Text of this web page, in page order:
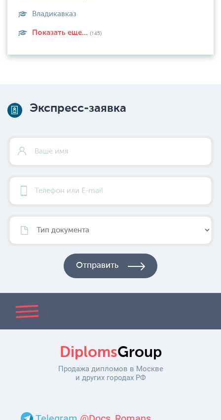
Владикавказ
Показать еще... (145)
Экспресс-заявка
DiplomsGroup
Продажа дипломов в Москве
и других городах РФ